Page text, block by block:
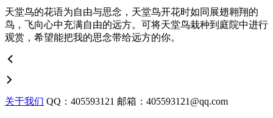
天堂鸟的花语为自由与思念，天堂鸟开花时如同展翅翱翔的
鸟，飞向心中充满自由的远方。可将天堂鸟栽种到庭院中进行
观赏，希望能把我的思念带给远方的你。
关于我们 QQ：405593121 邮箱：405593121@qq.com